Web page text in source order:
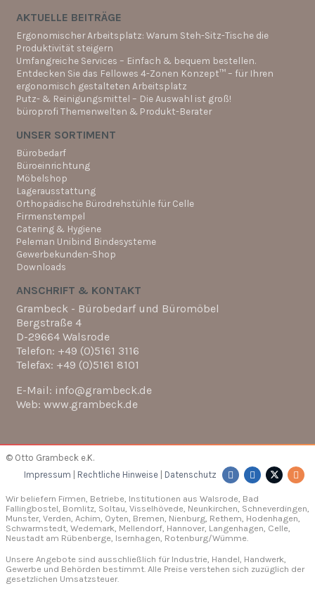
AKTUELLE BEITRÄGE
Ergonomischer Arbeitsplatz: Warum Steh-Sitz-Tische die
Produktivität steigern
Umfangreiche Services – Einfach & bequem bestellen.
Entdecken Sie das Fellowes 4-Zonen Konzept™ – für Ihren
ergonomisch gestalteten Arbeitsplatz
Putz- & Reinigungsmittel – Die Auswahl ist groß!
büroprofi Themenwelten & Produkt-Berater
UNSER SORTIMENT
Bürobedarf
Büroeinrichtung
Möbelshop
Lagerausstattung
Orthopädische Bürodrehstühle für Celle
Firmenstempel
Catering & Hygiene
Peleman Unibind Bindesysteme
Gewerbekunden-Shop
Downloads
ANSCHRIFT & KONTAKT
Grambeck - Bürobedarf und Büromöbel
Bergstraße 4
D-29664 Walsrode
Telefon: +49 (0)5161 3116
Telefax: +49 (0)5161 8101
E-Mail: info@grambeck.de
Web: www.grambeck.de
© Otto Grambeck e.K.
Impressum
Rechtliche Hinweise Datenschutz
Wir beliefern Firmen, Betriebe, Institutionen aus Walsrode, Bad
Fallingbostel, Bomlitz, Soltau , Visselhövede, Neunkirchen, Schneverdingen
Munster, Verden , Achim, Oyten, Bremen, Nienburg , Rethem, Hodenhagen,
Schwarmstedt, Wedemark, Mellendorf, Hannover, Langenhagen, Celle
Neustadt am Rübenberge, Isernhagen, Rotenburg/Wümme
Unsere Angebote sind ausschließlich für Industrie, Handel, Handwerk,
Gewerbe und Behörden bestimmt. Alle Preise verstehen sich zuzüglich der
gesetzlichen Umsatzsteuer.